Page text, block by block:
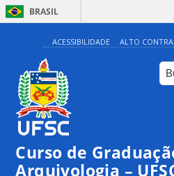
BRASIL
ACESSIBILIDADE ALTO
Curso de
Arquivologia –